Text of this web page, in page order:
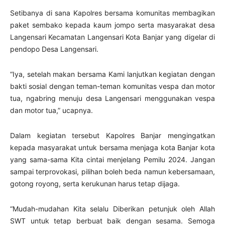
Setibanya di sana Kapolres bersama komunitas membagikan
paket sembako kepada kaum jompo serta masyarakat desa
Langensari Kecamatan Langensari Kota Banjar yang digelar di
pendopo Desa Langensari.
“Iya, setelah makan bersama Kami lanjutkan kegiatan dengan
bakti sosial dengan teman-teman komunitas vespa dan motor
tua, ngabring menuju desa Langensari menggunakan vespa
dan motor tua,” ucapnya.
Dalam kegiatan tersebut Kapolres Banjar mengingatkan
kepada masyarakat untuk bersama menjaga kota Banjar kota
yang sama-sama Kita cintai menjelang Pemilu 2024. Jangan
sampai terprovokasi, pilihan boleh beda namun kebersamaan,
gotong royong, serta kerukunan harus tetap dijaga.
“Mudah-mudahan Kita selalu Diberikan petunjuk oleh Allah
SWT untuk tetap berbuat baik dengan sesama. Semoga